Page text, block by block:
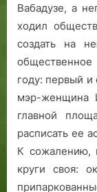
Вабадузе, а
ходил
создать на
году: первый и
мэр-женщина
главной
расписать ее
К сожалению,
круги своя: